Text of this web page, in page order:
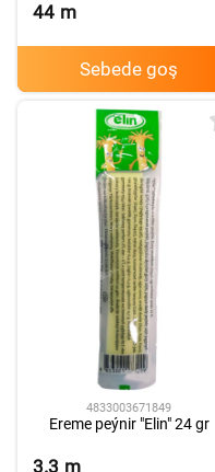
44 m
Sebede goş
4833003671849
Ereme peýnir "Elin" 24 gr
3.3 m